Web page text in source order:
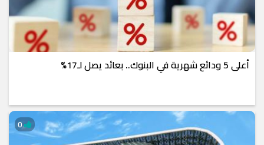
أعلى 5 ودائع شهرية في البنوك.. بعائد يصل لـ17%
0